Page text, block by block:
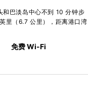
和巴淡岛中心不到 10 分钟步
里（6.7 公里），距离港口湾
免费 Wi-Fi